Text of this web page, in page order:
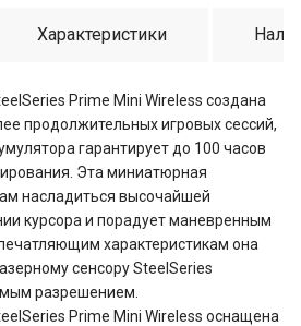
Характеристики
Prime Mini Wireless создана
продолжительных игровых сессий,
гарантирует до 100 часов
Эта миниатюрная
насладиться высочайшей
курсора и порадует маневренным
характеристикам она
сенсору SteelSeries
разрешением.
Prime Mini Wireless оснащена